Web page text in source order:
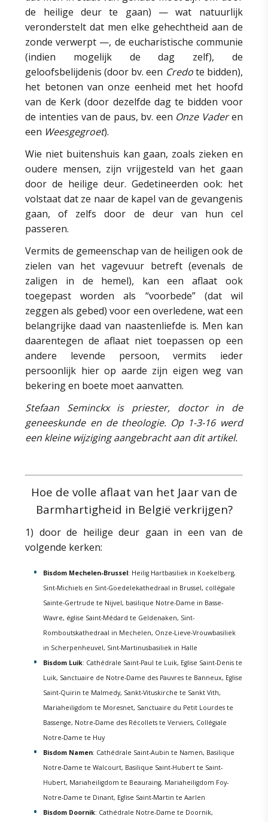
de heilige deur te gaan) — wat natuurlijk
veronderstelt dat men elke gehechtheid aan de
zonde verwerpt —, de eucharistische communie
(indien mogelijk de dag zelf), de
geloofsbelijdenis (door bv. een Credote bidden),
het betonen van onze eenheid met het hoofd
van de Kerk (door dezelfde dag te bidden voor
de intenties van de paus, bv. een Onze Vaderen
een Weesgegroet).
Wie niet buitenshuis kan gaan, zoals zieken en
oudere mensen, zijn vrijgesteld van het gaan
door de heilige deur. Gedetineerden ook: het
volstaat dat ze naar de kapel van de gevangenis
gaan, of zelfs door de deur van hun cel
passeren.
Vermits de gemeenschap van de heiligen ook de
zielen van het vagevuur betreft (evenals de
zaligen in de hemel), kan een aflaat ook
toegepast worden als “voorbede” (dat wil
zeggen als gebed) voor een overledene, wat een
belangrijke daad van naastenliefde is. Men kan
daarentegen de aflaat niet toepassen op een
andere levende persoon, vermits ieder
persoonlijk hier op aarde zijn eigen weg van
bekering en boete moet aanvatten.
Stefaan Seminckx is priester, doctor in de
geneeskunde en de theologie. Op 1-3-16 werd
een kleine wijziging aangebracht aan dit artikel.
Hoe de volle aflaat van het Jaar van de
Barmhartigheid in België verkrijgen?
1) door de heilige deur gaan in een van de
volgende kerken:
Bisdom Mechelen-Brussel: Heilig Hartbasiliek in Koekelberg,
Sint-Michiels en Sint-Goedelekathedraal in Brussel, collégiale
Sainte-Gertrude te Nijvel, basilique Notre-Dame in Basse-
Wavre, église Saint-Médard te Geldenaken, Sint-
Romboutskathedraal in Mechelen, Onze-Lieve-Vrouwbasiliek
in Scherpenheuvel, Sint-Martinusbasiliek in Halle
Bisdom Luik: Cathédrale Saint-Paul te Luik, Eglise Saint-Denis te
Luik, Sanctuaire de Notre-Dame des Pauvres te Banneux, Eglise
Saint-Quirin te Malmedy, Sankt-Vituskirche te Sankt Vith,
Mariaheiligdom te Moresnet, Sanctuaire du Petit Lourdes te
Bassenge, Notre-Dame des Récollets te Verviers, Collégiale
Notre-Dame te Huy
Bisdom Namen: Cathédrale Saint-Aubin te Namen, Basilique
Notre-Dame te Walcourt, Basilique Saint-Hubert te Saint-
Hubert, Mariaheiligdom te Beauraing, Mariaheiligdom Foy-
Notre-Dame te Dinant, Eglise Saint-Martin te Aarlen
Bisdom Doornik: Cathédrale Notre-Dame te Doornik,